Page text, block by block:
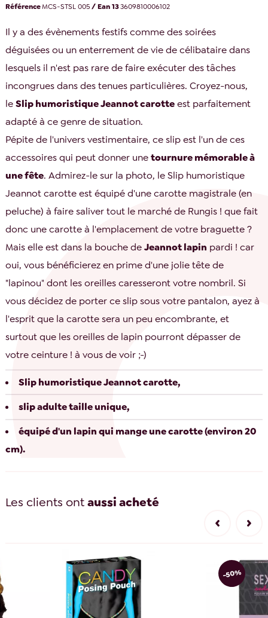
RéférenceMCS-STSL 005 / Ean 133609810006102
Il y a des évènements festifs comme des soirées
déguisées ou un enterrement de vie de célibataire dans
lesquels il n'est pas rare de faire exécuter des tâches
incongrues dans des tenues particulières. Croyez-nous,
leSlip humoristique Jeannot carotteest parfaitement
adapté à ce genre de situation.
Pépite de l'univers vestimentaire, ce slip est l'un de ces
accessoires qui peut donner unetournure mémorable à
une fête. Admirez-le sur la photo, le Slip humoristique
Jeannot carotte est équipé d'une carotte magistrale (en
peluche) à faire saliver tout le marché de Rungis ! que fait
donc une carotte à l'emplacement de votre braguette ?
Mais elle est dans la bouche deJeannot lapin pardi ! car
oui, vous bénéficierez en prime d'une jolie tête de
"lapinou" dont les oreilles caresseront votre nombril. Si
vous décidez de porter ce slip sous votre pantalon, ayez à
l'esprit que la carotte sera un peu encombrante, et
surtout que les oreilles de lapin pourront dépasser de
votre ceinture ! à vous de voir ;-)
Slip humoristique Jeannot carotte,
slip adulte taille unique,
équipé d'un lapin qui mange une carotte (environ 20
cm).
Les clients ontaussi acheté
-50%